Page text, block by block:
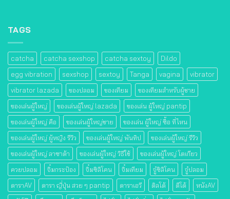
TAGS
catcha catcha sexshop catcha sextoy
Dildo
egg vibration
sexshop sextoy Tanga vagina
vibrator
vibrator lazada
ของปลอม ของเทียม
ของเทียมสําหรับผู้ชาย
ของเล่นผู้ใหญ่
ของเล่นผู้ใหญ่ lazada
ของเล่น ผู้ใหญ่ pantip
ของเล่นผู้ใหญ่ คือ
ของเล่นผู้ใหญ่ชาย
ของเล่น ผู้ใหญ่ ซื้อ ที่ไหน
ของเล่นผู้ใหญ่ ผู้หญิง รีวิว
ของเล่นผู้ใหญ่ พันทิป
ของเล่นผู้ใหญ่ รีวิว
ของเล่นผู้ใหญ่ ลาซาด้า
ของเล่นผู้ใหญ่ วิธีใช้
ของเล่นผู้ใหญ่ โตเกียว
ควยปลอม
จิ๋มกระป๋อง จิ๋มซิลิโคน จิ๋มเทียม จู๋ซิลิโคน
จู๋ปลอม
ดาราAV
ดารา ญี่ปุ่น สวย ๆ pantip ดาราเอวี ดิลโด้ ดีโด้
หนังAV